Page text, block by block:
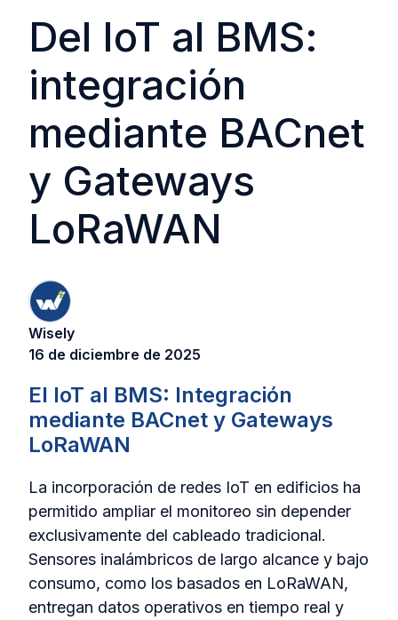
Del IoT al BMS:
integración
mediante BACnet
y Gateways
LoRaWAN
Wisely
16 de diciembre de 2025
El IoT al BMS: Integración
mediante BACnet y Gateways
LoRaWAN
La incorporación de redes IoT en edificios ha
permitido ampliar el monitoreo sin depender
exclusivamente del cableado tradicional.
Sensores inalámbricos de largo alcance y bajo
consumo, como los basados en LoRaWAN,
entregan datos operativos en tiempo real y